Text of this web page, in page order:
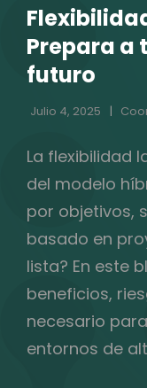
Prepara a
futuro
Julio 4, 2025
La flexibilidad
del modelo
por objetivos,
basado en
lista? En este
beneficios,
necesario
entornos de